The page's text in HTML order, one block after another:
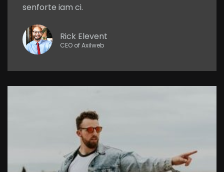
senforte iam ci.
Rick Elevent
CEO of Axilweb